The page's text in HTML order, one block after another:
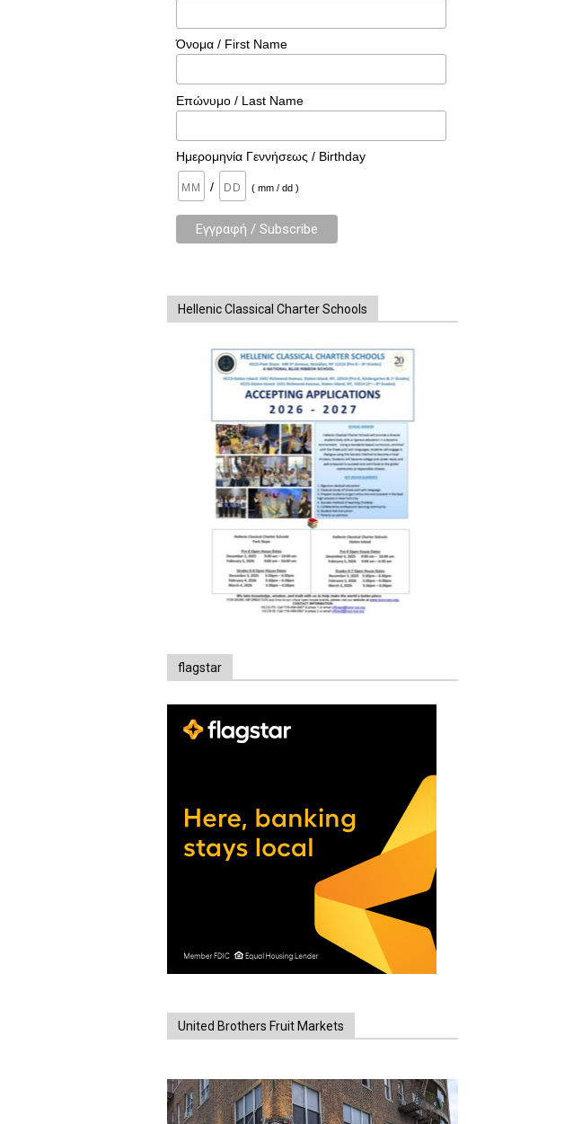
Όνομα / First Name
Επώνυμο / Last Name
Ημερομηνία Γεννήσεως / Birthday
/ ( mm / dd )
Hellenic Classical Charter Schools
flagstar
United Brothers Fruit Markets